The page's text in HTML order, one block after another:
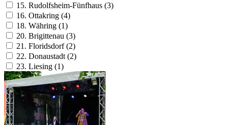
15. Rudolfsheim-Fünfhaus (3)
16. Ottakring (4)
18. Währing (1)
20. Brigittenau (3)
21. Floridsdorf (2)
22. Donaustadt (2)
23. Liesing (1)